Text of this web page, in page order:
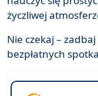
życzliwej
Nie czekaj –
bezpłatnych